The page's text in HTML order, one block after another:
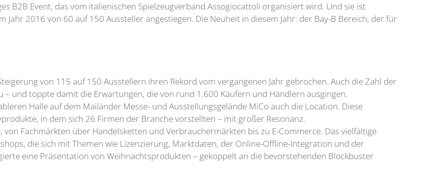
B2B Event, das vom italienischen Spielzeugverband Assogiocattoli organisiert wird. Und sie ist
2016 von 60 auf 150 Aussteller angestiegen. Die Neuheit in diesem Jahr: der Bay-B Bereich, der für
von 115 auf 150 Ausstellern ihren Rekord vom vergangenen Jahr gebrochen. Auch die Zahl der
und toppte damit die Erwartungen, die von rund 1.600 Käufern und Händlern ausgingen.
Halle auf dem Mailänder Messe- und Ausstellungsgelände MiCo auch die Location. Diese
in dem sich 26 Firmen der Branche vorstellten – mit großer Resonanz.
Fachmärkten über Handelsketten und Verbrauchermärkten bis zu E-Commerce. Das vielfältige
die sich mit Themen wie Lizenzierung, Marktdaten, der Online-Offline-Integration und der
eine Präsentation von Weihnachtsprodukten – gekoppelt an die bevorstehenden Blockbuster